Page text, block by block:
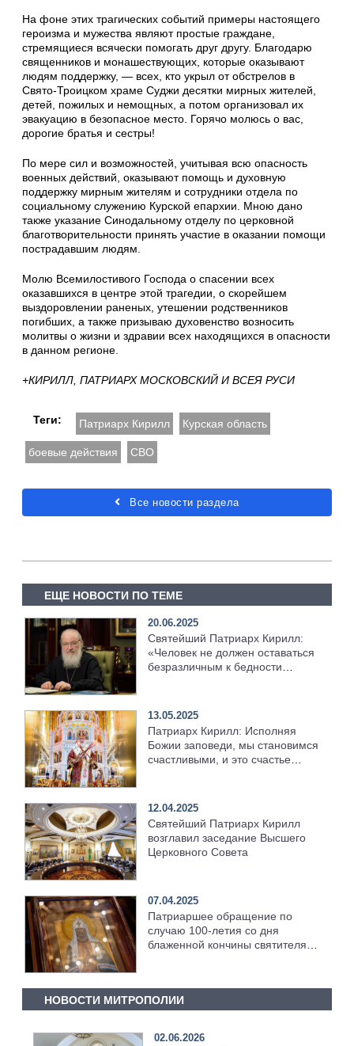
На фоне этих трагических событий примеры настоящего
героизма и мужества являют простые граждане,
стремящиеся всячески помогать друг другу. Благодарю
священников и монашествующих, которые оказывают
людям поддержку, — всех, кто укрыл от обстрелов в
Свято-Троицком храме Суджи десятки мирных жителей,
детей, пожилых и немощных, а потом организовал их
эвакуацию в безопасное место. Горячо молюсь о вас,
дорогие братья и сестры!
По мере сил и возможностей, учитывая всю опасность
военных действий, оказывают помощь и духовную
поддержку мирным жителям и сотрудники отдела по
социальному служению Курской епархии. Мною дано
также указание Синодальному отделу по церковной
благотворительности принять участие в оказании помощи
пострадавшим людям.
Молю Всемилостивого Господа о спасении всех
оказавшихся в центре этой трагедии, о скорейшем
выздоровлении раненых, утешении родственников
погибших, а также призываю духовенство возносить
молитвы о жизни и здравии всех находящихся в опасности
в данном регионе.
+КИРИЛЛ, ПАТРИАРХ МОСКОВСКИЙ И ВСЕЯ РУСИ
Теги: Патриарх Кирилл Курская область
боевые действия СВО
Все новости раздела
ЕЩЕ НОВОСТИ ПО ТЕМЕ
20.06.2025
Святейший Патриарх Кирилл:
«Человек не должен оставаться
безразличным к бедности
13.05.2025
Патриарх Кирилл: Исполняя
Божии заповеди, мы становимся
счастливыми, и это счастье
12.04.2025
Святейший Патриарх Кирилл
возглавил заседание Высшего
Церковного Совета
07.04.2025
Патриаршее обращение по
случаю 100-летия со дня
блаженной кончины святителя
НОВОСТИ МИТРОПОЛИИ
02.06.2026